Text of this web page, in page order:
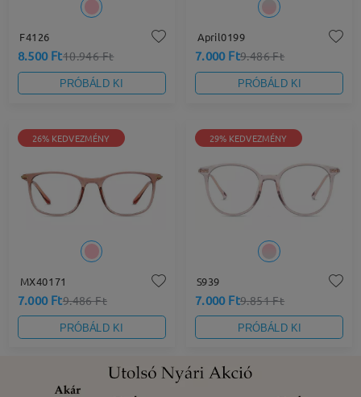
F4126
8.500 Ft10.946 Ft
PRÓBÁLD KI
April0199
7.000 Ft9.486 Ft
PRÓBÁLD KI
26% KEDVEZMÉNY
MX40171
7.000 Ft9.486 Ft
PRÓBÁLD KI
29% KEDVEZMÉNY
S939
7.000 Ft9.851 Ft
PRÓBÁLD KI